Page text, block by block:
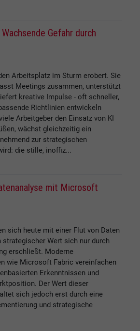
Gefahr durch
Arbeitsplatz im Sturm erobert. Sie
Meetings zusammen, unterstützt
kreative Impulse - oft schneller,
Richtlinien entwickeln
Arbeitgeber den Einsatz von KI
wächst gleichzeitig ein
zur strategischen
die stille, inoffiz...
mit Microsoft
sich heute mit einer Flut von Daten
strategischer Wert sich nur durch
erschließt. Moderne
wie Microsoft Fabric vereinfachen
Erkenntnissen und
Der Wert dieser
sich jedoch erst durch eine
und strategische